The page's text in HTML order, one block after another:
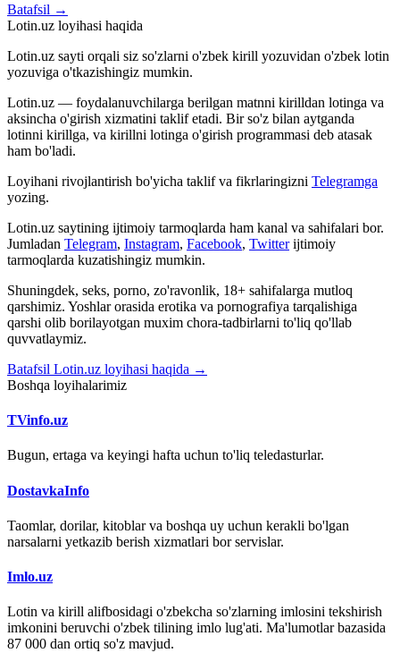
Batafsil →
Lotin.uz loyihasi haqida
Lotin.uz sayti orqali siz so'zlarni o'zbek kirill yozuvidan o'zbek lotin
yozuviga o'tkazishingiz mumkin.
Lotin.uz — foydalanuvchilarga berilgan matnni kirilldan lotinga va
aksincha o'girish xizmatini taklif etadi. Bir so'z bilan aytganda
lotinni kirillga, va kirillni lotinga o'girish programmasi deb atasak
ham bo'ladi.
Loyihani rivojlantirish bo'yicha taklif va fikrlaringizni Telegramga
yozing.
Lotin.uz saytining ijtimoiy tarmoqlarda ham kanal va sahifalari bor.
Jumladan Telegram, Instagram, Facebook, Twitter ijtimoiy
tarmoqlarda kuzatishingiz mumkin.
Shuningdek, seks, porno, zo'ravonlik, 18+ sahifalarga mutloq
qarshimiz. Yoshlar orasida erotika va pornografiya tarqalishiga
qarshi olib borilayotgan muxim chora-tadbirlarni to'liq qo'llab
quvvatlaymiz.
Batafsil Lotin.uz loyihasi haqida →
Boshqa loyihalarimiz
TVinfo.uz
Bugun, ertaga va keyingi hafta uchun to'liq teledasturlar.
DostavkaInfo
Taomlar, dorilar, kitoblar va boshqa uy uchun kerakli bo'lgan
narsalarni yetkazib berish xizmatlari bor servislar.
Imlo.uz
Lotin va kirill alifbosidagi o'zbekcha so'zlarning imlosini tekshirish
imkonini beruvchi o'zbek tilining imlo lug'ati. Ma'lumotlar bazasida
87 000 dan ortiq so'z mavjud.